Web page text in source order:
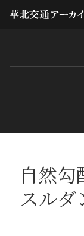
自然
スル